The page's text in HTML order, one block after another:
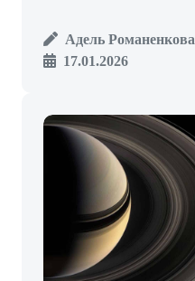
Адель Романенкова
17.01.2026